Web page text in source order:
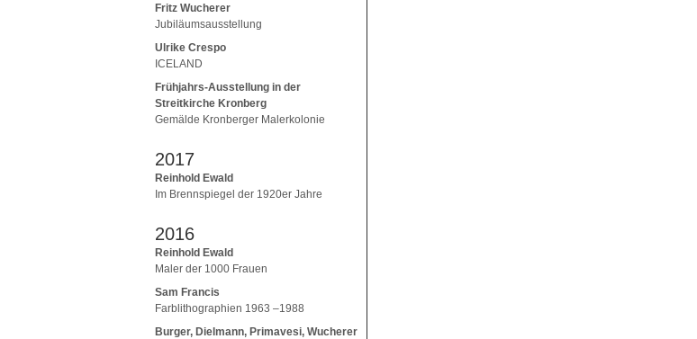
Fritz Wucherer
Jubiläumsausstellung
Ulrike Crespo
ICELAND
Frühjahrs-Ausstellung in der
Streitkirche Kronberg
Gemälde Kronberger Malerkolonie
2017
Reinhold Ewald
Im Brennspiegel der 1920er Jahre
2016
Reinhold Ewald
Maler der 1000 Frauen
Sam Francis
Farblithographien 1963 –1988
Burger, Dielmann, Primavesi, Wucherer